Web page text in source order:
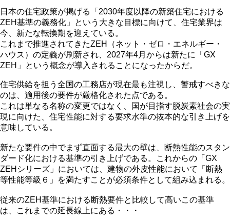
日本の住宅政策が掲げる「2030年度以降の新築住宅における
ZEH基準の義務化」という大きな目標に向けて、住宅業界は
今、新たな転換期を迎えている。
これまで推進されてきたZEH（ネット・ゼロ・エネルギー・
ハウス）の定義が刷新され、2027年4月からは新たに「GX
ZEH」という概念が導入されることになったからだ。
住宅供給を担う全国の工務店が現在最も注視し、警戒すべきな
のは、適用後の要件が厳格化された点である。
これは単なる名称の変更ではなく、国が目指す脱炭素社会の実
現に向けた、住宅性能に対する要求水準の抜本的な引き上げを
意味している。
新たな要件の中でまず直面する最大の壁は、断熱性能のスタン
ダード化における基準の引き上げである。これからの「GX
ZEHシリーズ」においては、建物の外皮性能において「断熱
等性能等級６」を満たすことが必須条件として組み込まれる。
従来のZEH基準における断熱要件と比較して高いこの基準
は、これまでの延長線上にある・・・